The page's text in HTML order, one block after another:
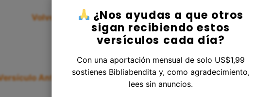
Volver al Libro Génesis
Anterior|Versículo Siguiente
¿Nos ayudas a que otros
sigan recibiendo estos
versículos cada día?
Con una aportación mensual de solo US$1,99
sostienes Bibliabendita y, como agradecimiento,
lees sin anuncios.